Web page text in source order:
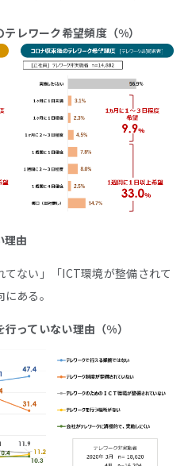
レワーク希望頻度（%）
由
ない」「ICT環境が整備されて
ある。
っていない理由（%）